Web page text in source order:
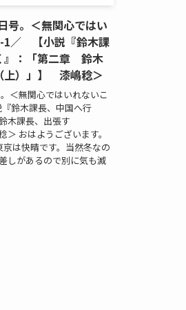
号。＜無関心ではい
1／ 【小説『鈴木課
』：「第二章 鈴木
上）」】 漆嶋稔＞
＜無関心ではいれないこ
鈴木課長、中国へ行
木課長、出張す
＞ おはようございます。
京は快晴です。当然冬なの
しがあるので別に気も滅